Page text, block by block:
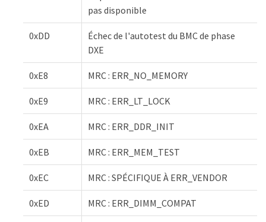
pas disponible
0xDD
Échec de l'autotest du BMC de phase
DXE
0xE8 MRC : ERR_NO_MEMORY
0xE9 MRC : ERR_LT_LOCK
0xEA MRC : ERR_DDR_INIT
0xEB MRC : ERR_MEM_TEST
0xEC MRC : SPÉCIFIQUE À ERR_VENDOR
0xED MRC : ERR_DIMM_COMPAT